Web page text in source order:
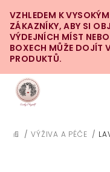
na
obsah
VZHLEDEM K
ZÁKAZNÍKY, ABY SI
VÝDEJNÍCH MÍST
BOXECH MŮŽE DOJÍT
PRODUKTŮ.
DOMŮ
/ VÝŽIVA A PÉČE /